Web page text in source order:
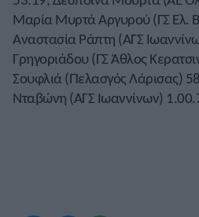
Μαρία Μυρτά Αργυρού (ΓΣ Ελ.
Αναστασία Ράπτη (ΑΓΣ
Γρηγοριάδου (ΓΣ Άθλος
Σουφλιά (Πελασγός Λάρισας)
Νταβώνη (ΑΓΣ Ιωαννίνων)